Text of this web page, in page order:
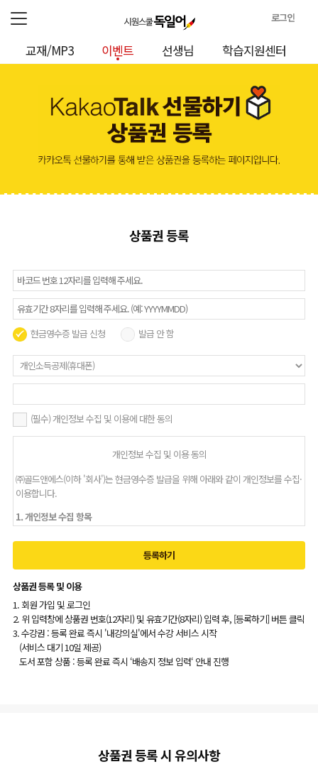
로그인
교재/MP3 이벤트 선생님 학습지원센터
상품권 등록
현금영수증 발급 신청 발급 안 함
(필수) 개인정보 수집 및 이용에 대한 동의
개인정보 수집 및 이용 동의
㈜골드앤에스(이하 '회사')는 현금영수증 발급을 위해 아래와 같이 개인정보를 수집·
이용합니다.
1. 개인정보 수집 항목
필수항목: 휴대전화번호, 현금영수증 카드번호, 사업자등록번호 중 택 1
거래정보: 주문번호, 발행금액, 면세금액, 상품명
2. 개인정보 이용 목적
현금영수증 발급 및 처리 내역 관리
3. 개인정보 보유 및 이용기간
관련 법령에 따라 5년간 보관 후 지체 없이 파기합니다.
(근거: 「전자상거래 등에서의 소비자보호에 관한 법률」 및 「국세기본법」 등 관
련 세법)
보유기간이 경과하거나 처리 목적이 달성된 개인정보는 지체 없이 파기하며, 전자적
등록하기
상품권 등록 및 이용
1. 회원 가입 및 로그인
2. 위 입력창에 상품권 번호(12자리) 및 유효기간(8자리) 입력 후, [등록하기] 버튼 클릭
3. 수강권 : 등록 완료 즉시 '내강의실'에서 수강 서비스 시작
(서비스 대기 10일 제공)
도서 포함 상품 : 등록 완료 즉시 ‘배송지 정보 입력‘ 안내 진행
상품권 등록 시 유의사항